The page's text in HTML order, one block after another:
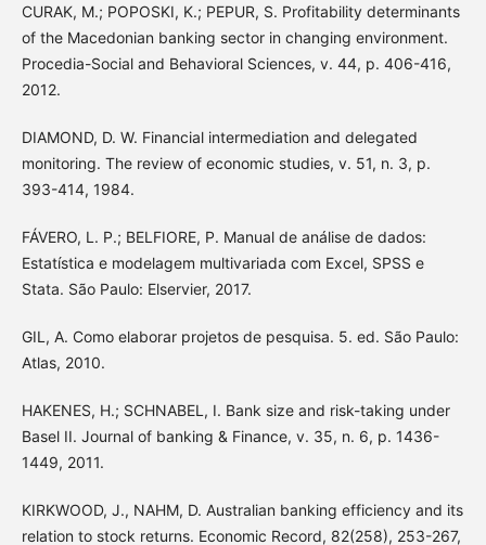
CURAK, M.; POPOSKI, K.; PEPUR, S. Profitability determinants
of the Macedonian banking sector in changing environment.
Procedia-Social and Behavioral Sciences, v. 44, p. 406-416,
2012.
DIAMOND, D. W. Financial intermediation and delegated
monitoring. The review of economic studies, v. 51, n. 3, p.
393-414, 1984.
FÁVERO, L. P.; BELFIORE, P. Manual de análise de dados:
Estatística e modelagem multivariada com Excel, SPSS e
Stata. São Paulo: Elservier, 2017.
GIL, A. Como elaborar projetos de pesquisa. 5. ed. São Paulo:
Atlas, 2010.
HAKENES, H.; SCHNABEL, I. Bank size and risk-taking under
Basel II. Journal of banking & Finance, v. 35, n. 6, p. 1436-
1449, 2011.
KIRKWOOD, J., NAHM, D. Australian banking efficiency and its
relation to stock returns. Economic Record, 82(258), 253-267,